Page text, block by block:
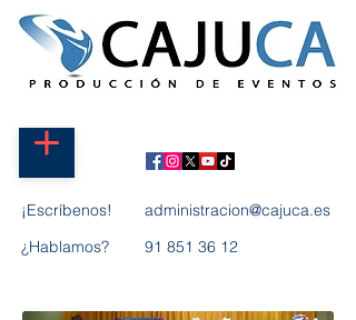
¿Hablamos? 91 851 36 12
¡Escríbenos! administracion@cajuca.es